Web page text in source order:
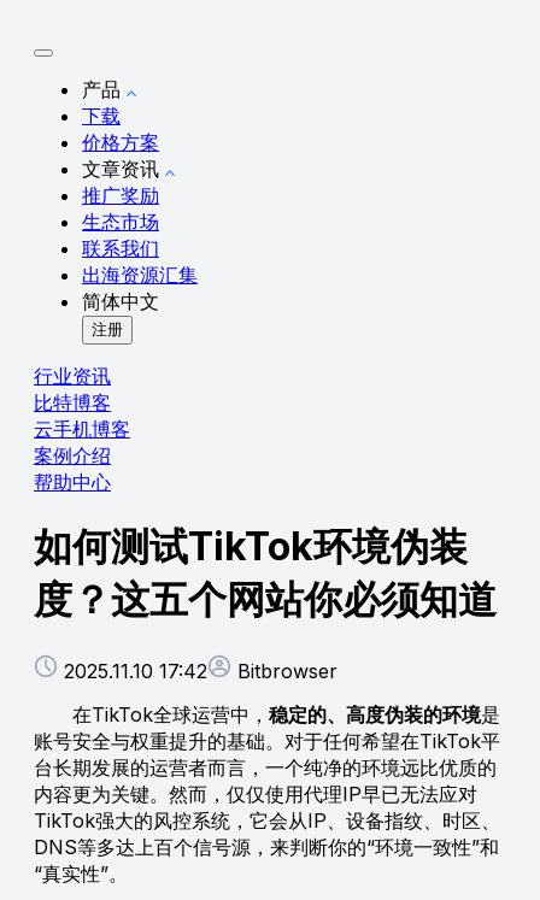
产品
下载
价格方案
文章资讯
推广奖励
生态市场
联系我们
出海资源汇集
简体中文
注册
行业资讯
比特博客
云手机博客
案例介绍
帮助中心
如何测试TikTok环境伪装
度？这五个网站你必须知道
2025.11.10 17:42
Bitbrowser
在TikTok全球运营中， 稳定的、高度伪装的环境是
账号安全与权重提升的基础。对于任何希望在TikTok平
台长期发展的运营者而言，一个纯净的环境远比优质的
内容更为关键。然而，仅仅使用代理IP早已无法应对
TikTok强大的风控系统，它会从IP、设备指纹、时区、
DNS等多达上百个信号源，来判断你的“环境一致性”和
“真实性”。